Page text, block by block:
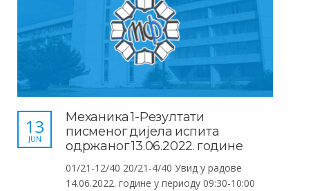
Механика 1-Резултати
писменог дијела испита
одржаног 13.06.2022. године
13
JUN
01/21-12/40 20/21-4/40 Увид у радове
14.06.2022. године у периоду 09:30-10:00